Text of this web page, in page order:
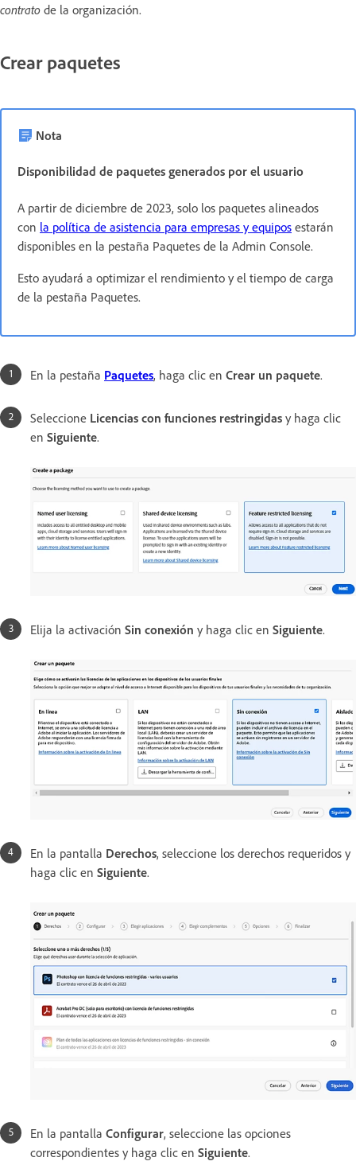
contrato de la organización.
Crear paquetes
Nota
Disponibilidad de paquetes generados por el usuario
A partir de diciembre de 2023, solo los paquetes alineados
con la política de asistencia para empresas y equipos estarán
disponibles en la pestaña Paquetes de la Admin Console.
Esto ayudará a optimizar el rendimiento y el tiempo de carga
de la pestaña Paquetes.
En la pestaña Paquetes, haga clic en Crear un paquete.
Seleccione Licencias con funciones restringidas y haga clic
en Siguiente.
Elija la activación Sin conexión y haga clic en Siguiente.
En la pantalla Derechos, seleccione los derechos requeridos y
haga clic en Siguiente.
En la pantalla Configurar, seleccione las opciones
correspondientes y haga clic en Siguiente.